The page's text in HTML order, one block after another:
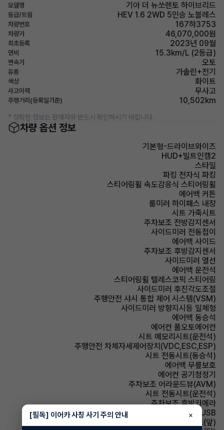
모델명 기아 더 뉴쏘렌토 하이브리드
등급/트림 HEV 1.6 2WD 5인승 노블레스
차량번호 167하3753
차량가 46,070,000원
최초등록 2023년 09월
연비 15.3km/L (2등급)
변속기 오토
유종 가솔린+전기
색상 화이트
사고이력 무사고
주행거리(등록일기준) 10,502km
* 정확한 정보는 판매자와 반드시 확인하시기 바랍니다.
차량 옵션 정보
기본형-드라이브와이즈
HUD+빌트인캠2
스타일
파킹 전자식 파킹
스티어링휠 속도감응식 스티어링휠
에어백 커튼
룸미러 하이패스 내장
시트 가죽시트
주차보조 전방감지센서
사이드미러 전동접이
에어백 사이드
주차보조 후방감지센서
사이드미러 열선
에어백 운전석
스티어링휠 텔레스코픽 스티어링
사이드미러 후진각도조절
주행안전 샤시 통합 제어 시스템(VSM)
사이드미러 방향지시등 일체형
에어백 동승석
에어컨 풀오토에어컨
시트 메모리시트(운전석)
주행안전 차체자세제어장치(VDC,ESC,ESP)
시트 전동시트(동승석)
에어백 무릎보호
에어컨 공기청정기
주차보조 어라운드뷰(AVM)
시트 전동시트(운전석)
주차보조 후방카메라
유무선단자 USB
시트 열선시트(앞)
[필독] 이어카 사칭 사기 주의 안내 ×